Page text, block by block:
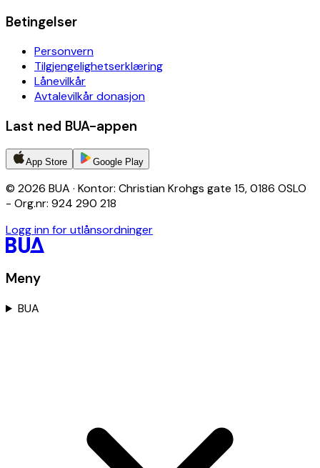
Betingelser
Personvern
Tilgjengelighetserklæring
Lånevilkår
Avtalevilkår donasjon
Last ned BUA-appen
App Store Google Play
© 2026 BUA · Kontor: Christian Krohgs gate 15, 0186 OSLO
- Org.nr: 924 290 218
Logg inn for utlånsordninger
Meny
BUA